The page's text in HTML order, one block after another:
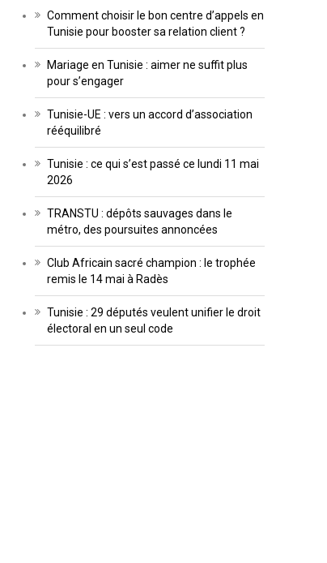
Comment choisir le bon centre d’appels en
Tunisie pour booster sa relation client ?
Mariage en Tunisie : aimer ne suffit plus
pour s’engager
Tunisie-UE : vers un accord d’association
rééquilibré
Tunisie : ce qui s’est passé ce lundi 11 mai
2026
TRANSTU : dépôts sauvages dans le
métro, des poursuites annoncées
Club Africain sacré champion : le trophée
remis le 14 mai à Radès
Tunisie : 29 députés veulent unifier le droit
électoral en un seul code